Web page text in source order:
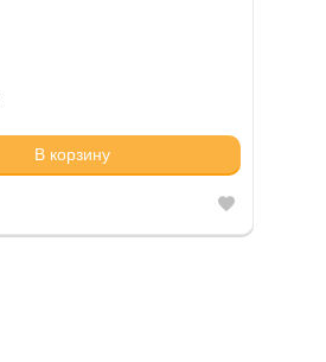
В корзину